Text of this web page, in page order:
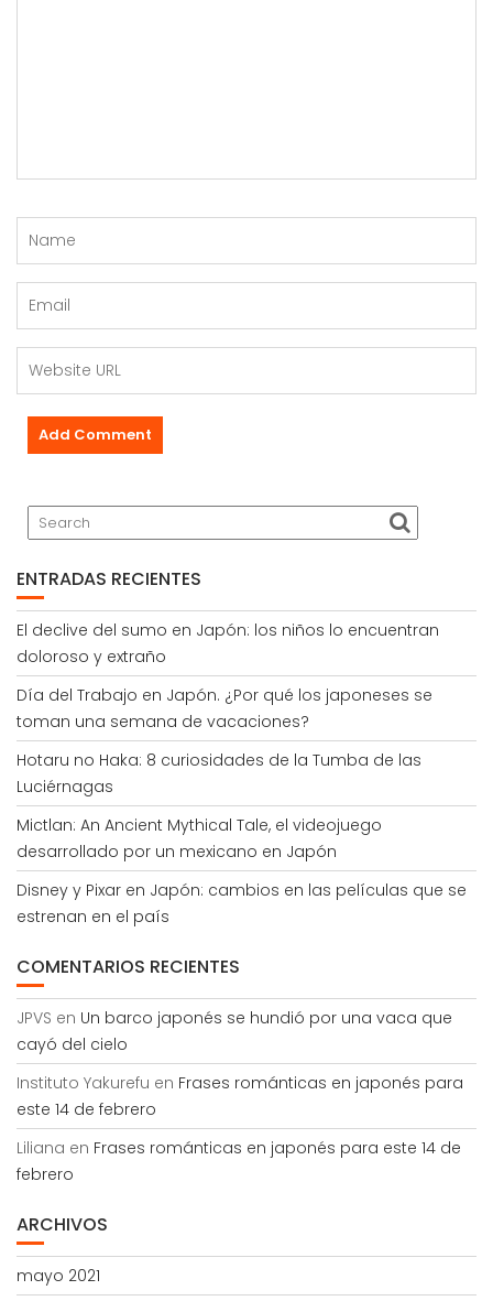
ENTRADAS RECIENTES
El declive del sumo en Japón: los niños lo encuentran
doloroso y extraño
Día del Trabajo en Japón. ¿Por qué los japoneses se
toman una semana de vacaciones?
Hotaru no Haka: 8 curiosidades de la Tumba de las
Luciérnagas
Mictlan: An Ancient Mythical Tale, el videojuego
desarrollado por un mexicano en Japón
Disney y Pixar en Japón: cambios en las películas que se
estrenan en el país
COMENTARIOS RECIENTES
JPVS en Un barco japonés se hundió por una vaca que
cayó del cielo
Instituto Yakurefu en Frases románticas en japonés para
este 14 de febrero
Liliana en Frases románticas en japonés para este 14 de
febrero
ARCHIVOS
mayo 2021